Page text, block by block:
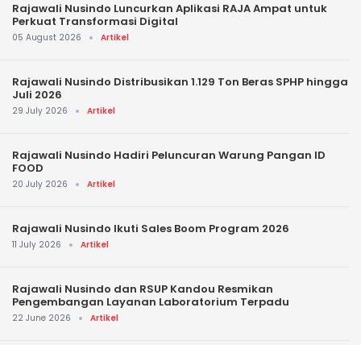
Rajawali Nusindo Luncurkan Aplikasi RAJA Ampat untuk
Perkuat Transformasi Digital
05 August 2026 Artikel
Rajawali Nusindo Distribusikan 1.129 Ton Beras SPHP hingga
Juli 2026
29 July 2026 Artikel
Rajawali Nusindo Hadiri Peluncuran Warung Pangan ID
FOOD
20 July 2026 Artikel
Rajawali Nusindo Ikuti Sales Boom Program 2026
11 July 2026 Artikel
Rajawali Nusindo dan RSUP Kandou Resmikan
Pengembangan Layanan Laboratorium Terpadu
22 June 2026 Artikel